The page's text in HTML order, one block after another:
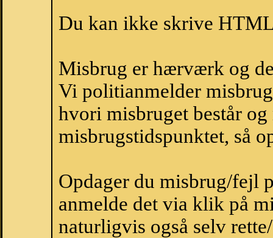
Du kan ikke skrive
Misbrug er hærværk og
Vi politianmelder
hvori misbruget består
misbrugstidspunktet, så
Opdager du misbrug/fejl
anmelde det via klik på
naturligvis også selv